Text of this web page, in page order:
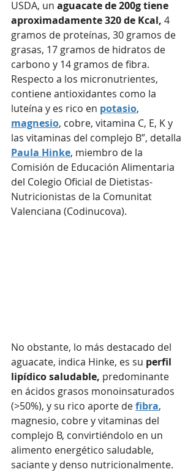
USDA, un aguacate de 200g tiene
aproximadamente 320 de Kcal, 4
gramos de proteínas, 30 gramos de
grasas, 17 gramos de hidratos de
carbono y 14 gramos de fibra.
Respecto a los micronutrientes,
contiene antioxidantes como la
luteína y es rico en potasio,
magnesio, cobre, vitamina C, E, K y
las vitaminas del complejo B”, detalla
Paula Hinke, miembro de la
Comisión de Educación Alimentaria
del Colegio Oficial de Dietistas-
Nutricionistas de la Comunitat
Valenciana (Codinucova).
No obstante, lo más destacado del
aguacate, indica Hinke, es su perfil
lipídico saludable, predominante
en ácidos grasos monoinsaturados
(>50%), y su rico aporte de fibra,
magnesio, cobre y vitaminas del
complejo B, convirtiéndolo en un
alimento energético saludable,
saciante y denso nutricionalmente.